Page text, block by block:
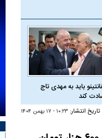
باید به مهدی تاج
کند
تاریخ انتشار: ۱۰:۲۳ - ۱۷ بهمن ۱۴۰۴